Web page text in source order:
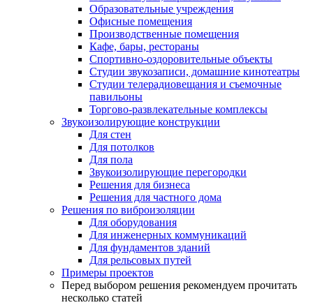
Образовательные учреждения
Офисные помещения
Производственные помещения
Кафе, бары, рестораны
Спортивно-оздоровительные объекты
Студии звукозаписи, домашние кинотеатры
Студии телерадиовещания и съемочные
павильоны
Торгово-развлекательные комплексы
Звукоизолирующие конструкции
Для стен
Для потолков
Для пола
Звукоизолирующие перегородки
Решения для бизнеса
Решения для частного дома
Решения по виброизоляции
Для оборудования
Для инженерных коммуникаций
Для фундаментов зданий
Для рельсовых путей
Примеры проектов
Перед выбором решения рекомендуем прочитать
несколько статей